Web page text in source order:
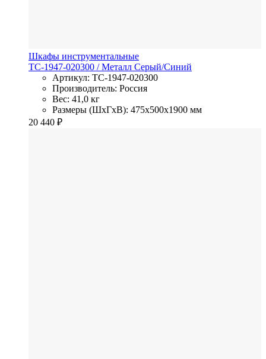
Шкафы инструментальные
TC-1947-020300 / Металл Серый/Синий
Артикул: TC-1947-020300
Производитель: Россия
Вес: 41,0 кг
Размеры (ШхГхВ): 475x500x1900 мм
20 440 ₽